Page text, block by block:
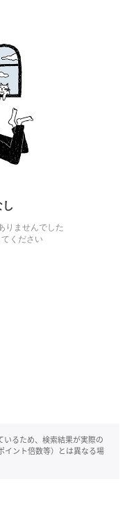
りませんでした
ください
るため、検索結果が実際の
イント倍数等）とは異なる場